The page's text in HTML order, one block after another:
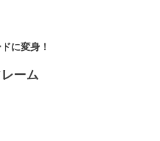
に変身！
ーム